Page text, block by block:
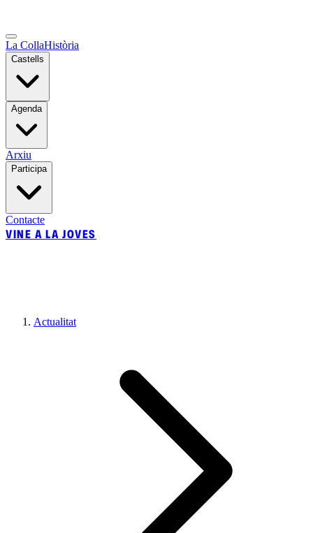
La CollaHistòria
Castells
Agenda
Arxiu
Participa
Contacte
VINE A LA JOVES
Actualitat